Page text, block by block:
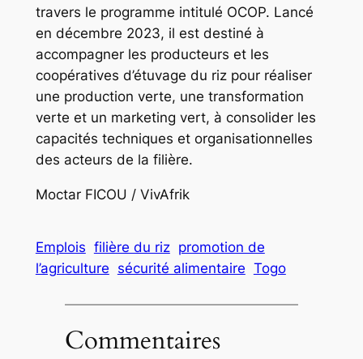
travers le programme intitulé OCOP. Lancé
en décembre 2023, il est destiné à
accompagner les producteurs et les
coopératives d’étuvage du riz pour réaliser
une production verte, une transformation
verte et un marketing vert, à consolider les
capacités techniques et organisationnelles
des acteurs de la filière.
Moctar FICOU / VivAfrik
Emplois filière du riz promotion de
l’agriculture sécurité alimentaire Togo
Commentaires